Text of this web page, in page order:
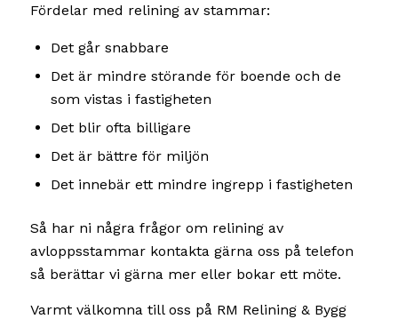
Fördelar med relining av stammar:
Det går snabbare
Det är mindre störande för boende och de
som vistas i fastigheten
Det blir ofta billigare
Det är bättre för miljön
Det innebär ett mindre ingrepp i fastigheten
Så har ni några frågor om relining av
avloppsstammar kontakta gärna oss på telefon
så berättar vi gärna mer eller bokar ett möte.
Varmt välkomna till oss på RM Relining & Bygg